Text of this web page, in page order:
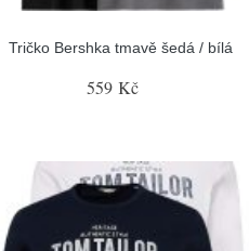
Tričko Bershka tmavě šedá / bílá
559 Kč